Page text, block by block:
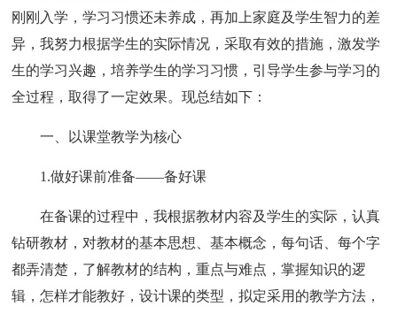
刚刚入学，学习习惯还未养成，再加上家庭及学生智力的差
异，我努力根据学生的实际情况，采取有效的措施，激发学
生的学习兴趣，培养学生的学习习惯，引导学生参与学习的
全过程，取得了一定效果。现总结如下：
一、以课堂教学为核心
1.做好课前准备——备好课
在备课的过程中，我根据教材内容及学生的实际，认真
钻研教材，对教材的基本思想、基本概念，每句话、每个字
都弄清楚，了解教材的结构，重点与难点，掌握知识的逻
辑，怎样才能教好，设计课的类型，拟定采用的教学方法，